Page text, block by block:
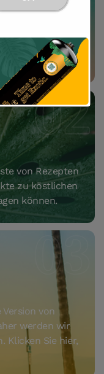
dies ist
zu sein.
von Rezepten
zu köstlichen
können.
von
werden wir
Klicken Sie hier,